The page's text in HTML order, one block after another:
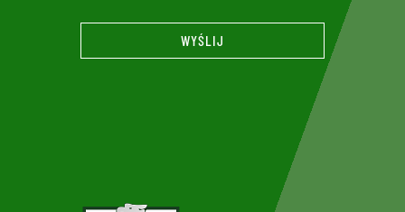
WYŚLIJ